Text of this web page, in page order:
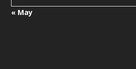
« May